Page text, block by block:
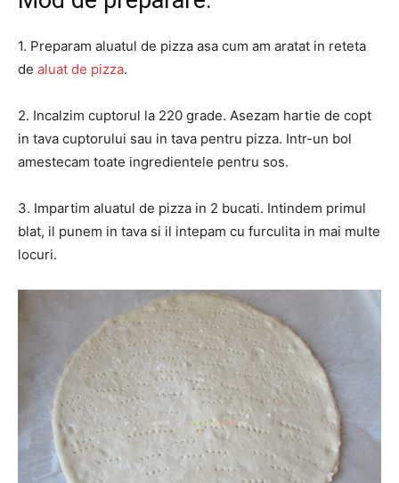
1. Preparam aluatul de pizza asa cum am aratat in reteta
de aluat de pizza.
2. Incalzim cuptorul la 220 grade. Asezam hartie de copt
in tava cuptorului sau in tava pentru pizza. Intr-un bol
amestecam toate ingredientele pentru sos.
3. Impartim aluatul de pizza in 2 bucati. Intindem primul
blat, il punem in tava si il intepam cu furculita in mai multe
locuri.